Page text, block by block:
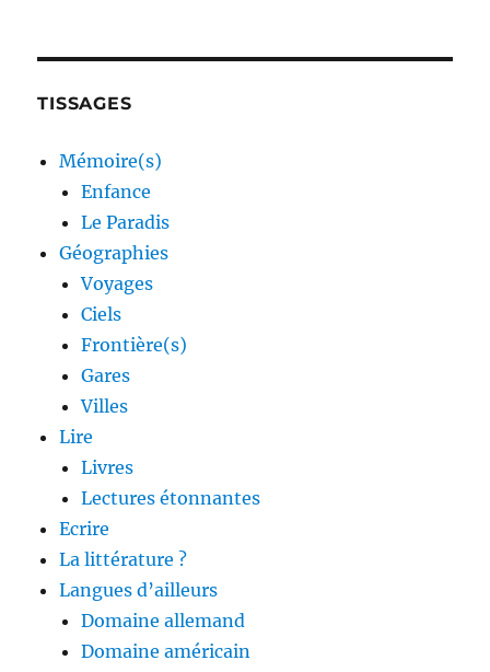
TISSAGES
Mémoire(s)
Enfance
Le Paradis
Géographies
Voyages
Ciels
Frontière(s)
Gares
Villes
Lire
Livres
Lectures étonnantes
Ecrire
La littérature ?
Langues d’ailleurs
Domaine allemand
Domaine américain